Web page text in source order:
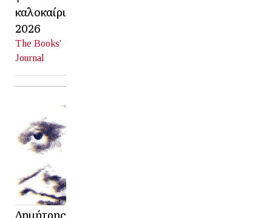
καλοκαίρι
2026
The Books'
Journal
Δημήτρης